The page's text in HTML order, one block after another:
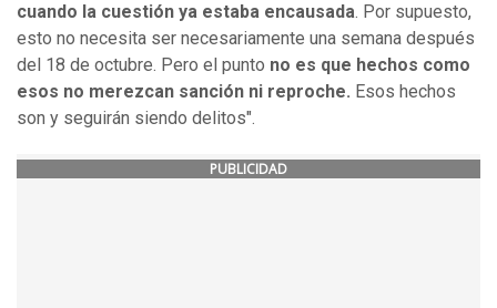
cuando la cuestión ya estaba encausada. Por supuesto,
esto no necesita ser necesariamente una semana después
del 18 de octubre. Pero el punto no es que hechos como
esos no merezcan sanción ni reproche. Esos hechos
son y seguirán siendo delitos".
PUBLICIDAD